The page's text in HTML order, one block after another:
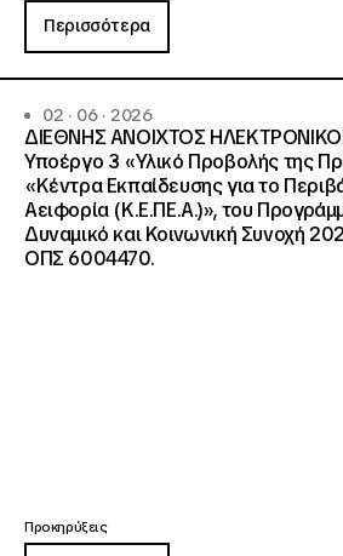
Περισσότερα
02 · 06 · 2026
ΔΙΕΘΝΗΣ ΑΝΟΙΧΤΟΣ
Υποέργο 3 «Υλικό Προβολής της
«Κέντρα Εκπαίδευσης για το
Αειφορία (Κ.Ε.ΠΕ.Α.)», του
Δυναμικό και Κοινωνική Συνοχή
ΟΠΣ 6004470.
Προκηρύξεις